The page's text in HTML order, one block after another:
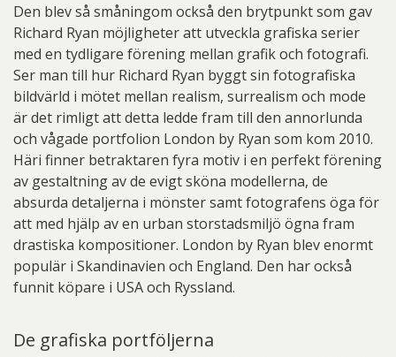
Den blev så småningom också den brytpunkt som gav
Richard Ryan möjligheter att utveckla grafiska serier
med en tydligare förening mellan grafik och fotografi.
Ser man till hur Richard Ryan byggt sin fotografiska
bildvärld i mötet mellan realism, surrealism och mode
är det rimligt att detta ledde fram till den annorlunda
och vågade portfolion London by Ryan som kom 2010.
Häri finner betraktaren fyra motiv i en perfekt förening
av gestaltning av de evigt sköna modellerna, de
absurda detaljerna i mönster samt fotografens öga för
att med hjälp av en urban storstadsmiljö ögna fram
drastiska kompositioner. London by Ryan blev enormt
populär i Skandinavien och England. Den har också
funnit köpare i USA och Ryssland.
De grafiska portföljerna